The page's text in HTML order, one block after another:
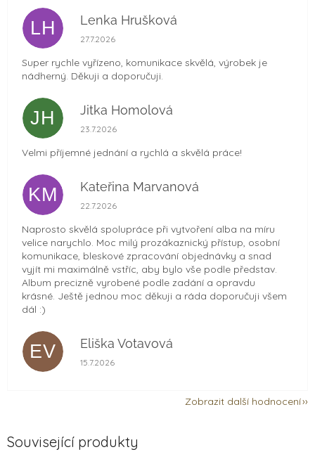
Související produkty
LH Lenka Hrušková
Hodnocení obchodu je 5 z 5 hvězdiček.
27.7.2026
Super rychle vyřízeno, komunikace skvělá, výrobek je
nádherný. Děkuji a doporučuji.
JH Jitka Homolová
Hodnocení obchodu je 5 z 5 hvězdiček.
23.7.2026
Velmi příjemné jednání a rychlá a skvělá práce!
KM Kateřina Marvanová
Hodnocení obchodu je 5 z 5 hvězdiček.
22.7.2026
Naprosto skvělá spolupráce při vytvoření alba na míru
velice narychlo. Moc milý prozákaznický přístup, osobní
komunikace, bleskové zpracování objednávky a snad
vyjít mi maximálně vstříc, aby bylo vše podle představ.
Album precizně vyrobené podle zadání a opravdu
krásné. Ještě jednou moc děkuji a ráda doporučuji všem
dál :)
EV Eliška Votavová
Hodnocení obchodu je 5 z 5 hvězdiček.
15.7.2026
Zobrazit další hodnocení